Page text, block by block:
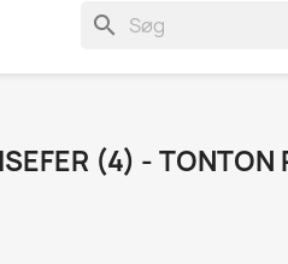
search
(4) - TONTON